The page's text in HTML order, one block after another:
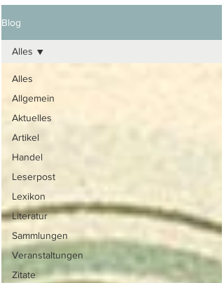
Blog
Alles
Allgemein
Aktuelles
Artikel
Handel
Leserpost
Lexikon
Literatur
Sammlungen
Veranstaltungen
Zitate
Alles